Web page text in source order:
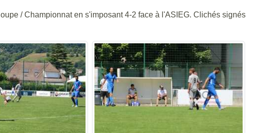
/ Championnat en s'imposant 4-2 face à l'ASIEG. Clichés signés